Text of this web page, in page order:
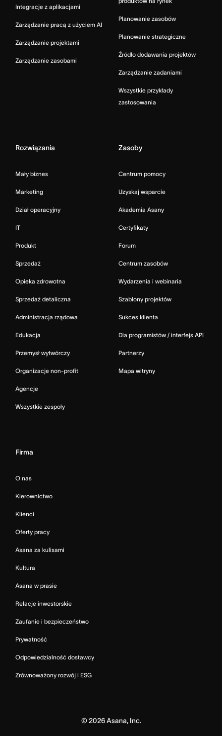
Integracje z aplikacjami
Zarządzanie pracą z użyciem AI
Zarządzanie projektami
Zarządzanie zasobami
Planowanie zasobów
Planowanie strategiczne
Źródło dodawania projektów
Zarządzanie zadaniami
Wszystkie przykłady
zastosowania
Rozwiązania
Mały biznes
Marketing
Dział operacyjny
IT
Produkt
Sprzedaż
Opieka zdrowotna
Sprzedaż detaliczna
Administracja rządowa
Edukacja
Przemysł wytwórczy
Organizacje non-profit
Agencje
Wszystkie zespoły
Zasoby
Centrum pomocy
Uzyskaj wsparcie
Akademia Asany
Certyfikaty
Forum
Centrum zasobów
Wydarzenia i webinaria
Szablony projektów
Sukces klienta
Dla programistów / interfejs API
Partnerzy
Mapa witryny
Firma
O nas
Kierownictwo
Klienci
Oferty pracy
Asana za kulisami
Kultura
Asana w prasie
Relacje inwestorskie
Zaufanie i bezpieczeństwo
Prywatność
Odpowiedzialność dostawcy
Zrównoważony rozwój i ESG
© 2026Asana, Inc.